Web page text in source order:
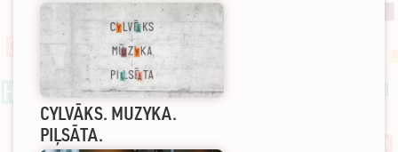
CYLVĀKS. MUZYKA.
PIĻSĀTA.